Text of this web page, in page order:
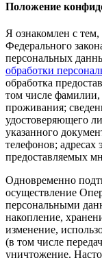
Положение
Я ознакомлен с тем,
Федерального
персональных
обработки
обработка
том числе фамилии,
проживания;
удостоверяющего
указанного
телефонов;
предоставляемых
Одновременно
осуществление
персональными
накопление,
изменение,
(в том числе
уничтожение.